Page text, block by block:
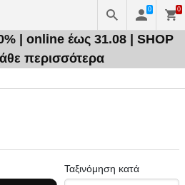
0 0
| online έως 31.08 | SHOP
περισσότερα
Ταξινόμηση κατά